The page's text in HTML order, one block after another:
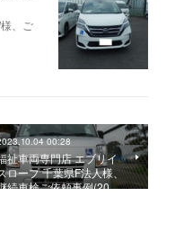
、ご
00:28
祉車両専門店 エブリイ
ロープ 千葉県F法人様、
続車検ご依頼事例(20…